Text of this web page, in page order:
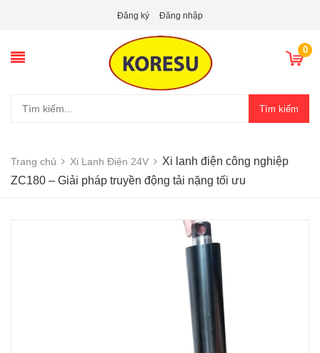
Đăng ký Đăng nhập
0
Tìm kiếm
Trang chủ Xi Lanh Điện 24V
Xi lanh điện công nghiệp
ZC180 – Giải pháp truyền động tải nặng tối ưu